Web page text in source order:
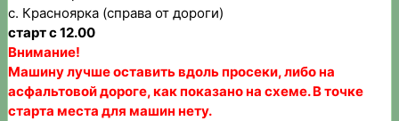
с. Красноярка (справа от дороги)
старт с 12.00
Внимание!
Машину лучше оставить вдоль просеки, либо на
асфальтовой дороге, как показано на схеме. В точке
старта места для машин нету.